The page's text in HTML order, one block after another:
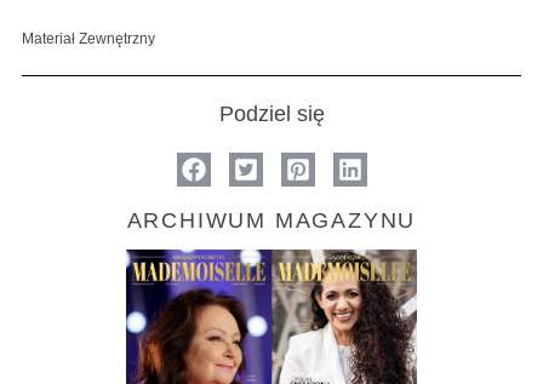
Materiał Zewnętrzny
Podziel się
ARCHIWUM MAGAZYNU